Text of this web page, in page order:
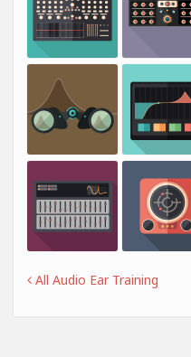
All Audio Ear Training